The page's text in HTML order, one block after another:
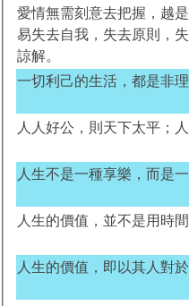
愛情無需刻意去把握，越
易失去自我，失去原則，
諒解。
一切利己的生活，都是非
人人好公，則天下太平；
人生不是一種享樂，而是
人生的價值，並不是用時
人生的價值，即以其人對